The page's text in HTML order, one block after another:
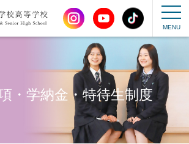
・学納金・特待生制度